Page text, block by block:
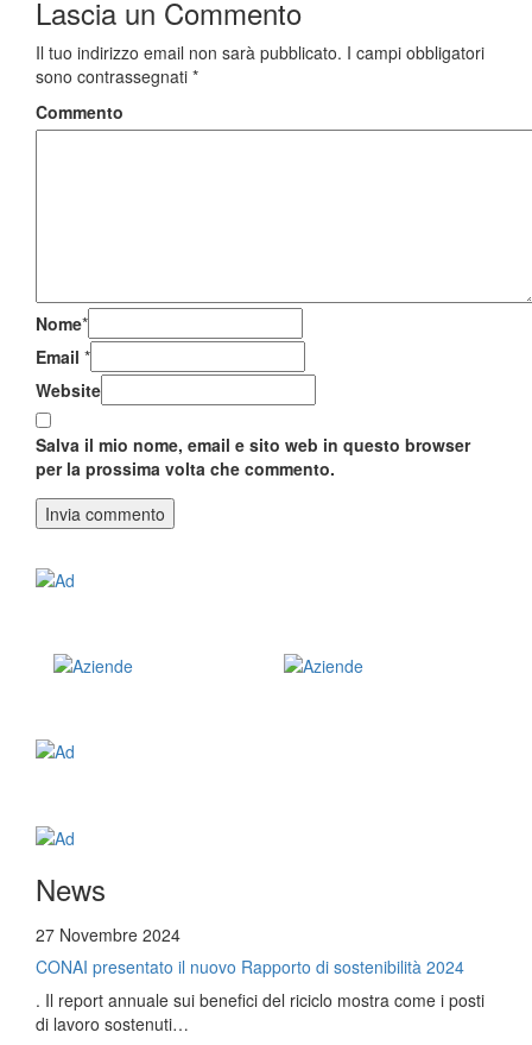
Lascia un Commento
Il tuo indirizzo email non sarà pubblicato. I campi obbligatori
sono contrassegnati *
Commento
Nome*
Email *
Website
Salva il mio nome, email e sito web in questo browser
per la prossima volta che commento.
News
27 Novembre 2024
CONAI presentato il nuovo Rapporto di sostenibilità 2024
. Il report annuale sui benefici del riciclo mostra come i posti
di lavoro sostenuti…